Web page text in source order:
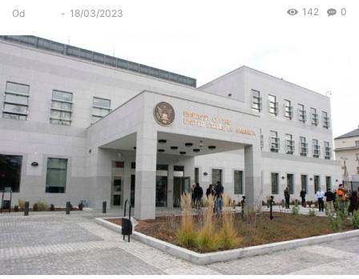
Od - 18/03/2023 0
142